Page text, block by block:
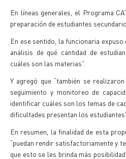
En líneas generales, el Programa
preparación de estudiantes
En ese sentido, la funcionaria expuso
análisis de qué cantidad de
cuáles son las materias”.
Y agregó que “también se
seguimiento y monitoreo de
identificar cuáles son los temas de
dificultades presentan los
En resumen, la finalidad de esta
“puedan rendir satisfactoriamente y
que esto se les brinda más